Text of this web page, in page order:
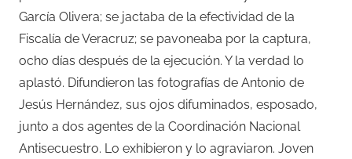
García Olivera; se jactaba de la efectividad de la
Fiscalía de Veracruz; se pavoneaba por la captura,
ocho días después de la ejecución. Y la verdad lo
aplastó. Difundieron las fotografías de Antonio de
Jesús Hernández, sus ojos difuminados, esposado,
junto a dos agentes de la Coordinación Nacional
Antisecuestro. Lo exhibieron y lo agraviaron. Joven